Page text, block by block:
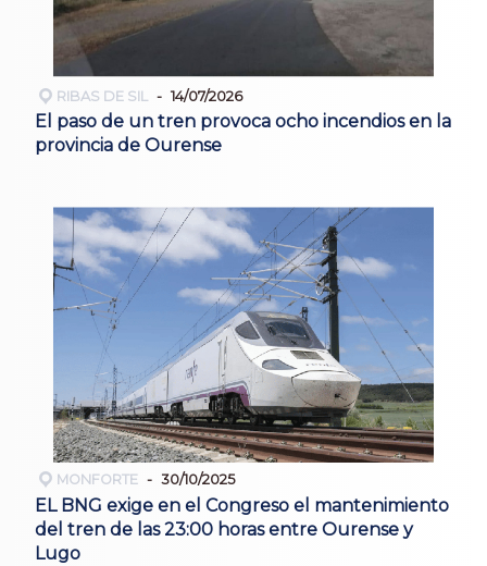
RIBAS DE SIL 14/07/2026
El paso de un tren provoca ocho incendios en la
provincia de Ourense
MONFORTE 30/10/2025
EL BNG exige en el Congreso el mantenimiento
del tren de las 23:00 horas entre Ourense y
Lugo